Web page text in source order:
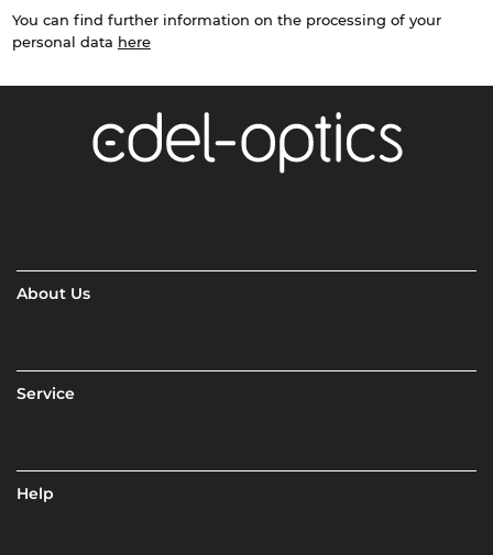
You can find further information on the processing of your
personal data here
About Us
Service
Help